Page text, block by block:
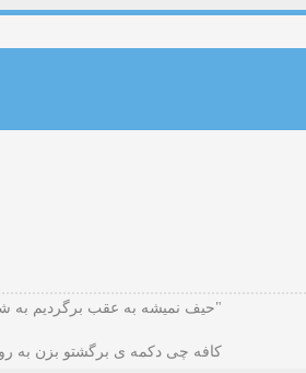
"حیف نمیشه به عقب برگردیم به
کافه چی دکمه ی برگشتو بزن به